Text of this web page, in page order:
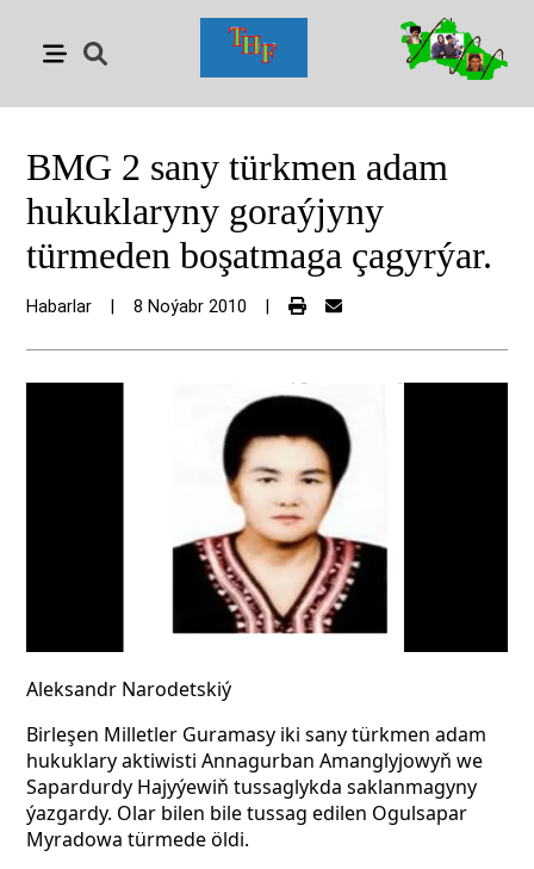
BMG 2 sany türkmen adam
hukuklaryny goraýjyny
türmeden boşatmaga çagyrýar.
Habarlar 8 Noýabr 2010
Aleksandr Narodetskiý
Birleşen Milletler Guramasy iki sany türkmen adam
hukuklary aktiwisti Annagurban Amanglyjowyň we
Sapardurdy Hajyýewiň tussaglykda saklanmagyny
ýazgardy. Olar bilen bile tussag edilen Ogulsapar
Myradowa türmede öldi.